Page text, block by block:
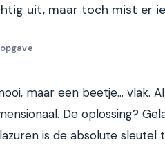
uit, maar toch mist er
maar een beetje… vlak.
De oplossing?
is de absolute